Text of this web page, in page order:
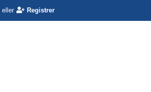
eller Registrer